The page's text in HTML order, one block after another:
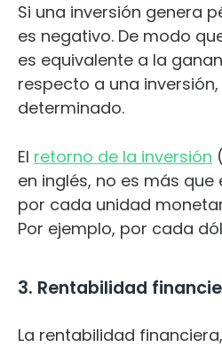
Si una inversión genera
es negativo. De modo
es equivalente a la
respecto a una
determinado.
El retorno de la inversión
en inglés, no es más
por cada unidad
Por ejemplo, por cada
3. Rentabilidad
La rentabilidad